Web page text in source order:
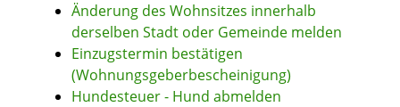
Änderung des Wohnsitzes innerhalb
derselben Stadt oder Gemeinde melden
Einzugstermin bestätigen
(Wohnungsgeberbescheinigung)
Hundesteuer - Hund abmelden